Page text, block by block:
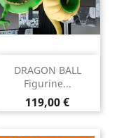
DRAGON BALL
Figurine...
Prix
119,00 €